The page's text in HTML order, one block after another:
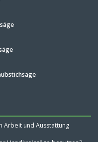
Arbeit und Ausstattung